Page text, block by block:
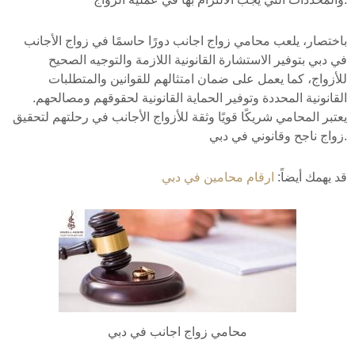
باختصار، يلعب محامي زواج اجانب دورًا حاسمًا في زواج الأجانب
في دبي بتوفير الاستشارة القانونية اللازمة والتوجيه الصحيح
للأزواج، كما يعمل على ضمان امتثالهم للقوانين والمتطلبات
القانونية المحددة وتوفير الحماية القانونية لحقوقهم ومصالحهم.
يعتبر المحامي شريكًا قويًا وثقة للأزواج الأجانب في رحلتهم لتحقيق
زواج ناجح وقانوني في دبي.
قد يهمك أيضاً: ارقام محامين في دبي
محامي زواج اجانب في دبي